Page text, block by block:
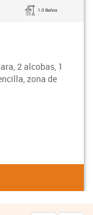
1.0 Baños
2 alcobas, 1
zona de